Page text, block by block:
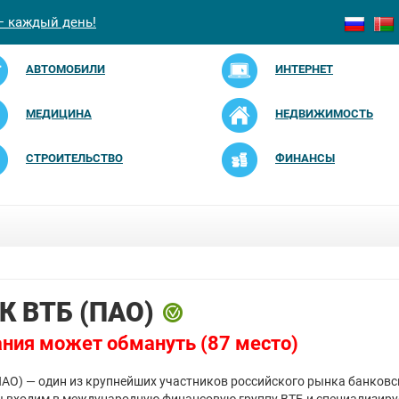
каждый день!
АВТОМОБИЛИ ИНТЕРНЕТ
МЕДИЦИНА НЕДВИЖИМОСТЬ
СТРОИТЕЛЬСТВО ФИНАНСЫ
ВТБ (ПАО)
может обмануть (87 место)
— один из крупнейших участников российского рынка